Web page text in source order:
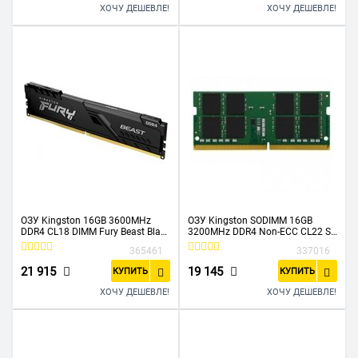
ХОЧУ ДЕШЕВЛЕ! ХОЧУ ДЕШЕВЛЕ!
ОЗУ Kingston 16GB 3600MHz
DDR4 CL18 DIMM Fury Beast Black
KF436C18BB/16
365461
21 915 КУПИТЬ
ХОЧУ ДЕШЕВЛЕ!
ОЗУ Kingston SODIMM 16GB
3200MHz DDR4 Non-ECC CL22 SR
x8 KVR32S22S8/16
337016
19 145 КУПИТЬ
ХОЧУ ДЕШЕВЛЕ!